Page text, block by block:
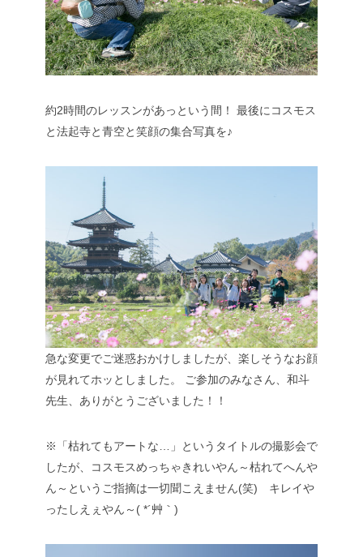
約2時間のレッスンがあっという間！
最後にコスモス
と法起寺と青空と笑顔の集合写真を♪
急な変更でご迷惑おかけしましたが、楽しそうなお顔
が見れてホッとしました。
ご参加のみなさん、和斗
先生、ありがとうございました！！
※「枯れてもアートな…」というタイトルの撮影会で
したが、コスモスめっちゃきれいやん～枯れてへんや
ん～というご指摘は一切聞こえません(笑) キレイや
ったしえぇやん～( *´艸｀)